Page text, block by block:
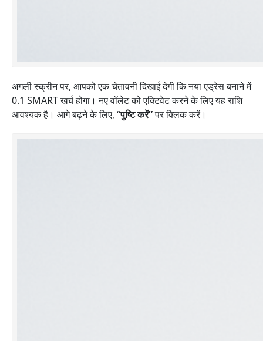
अगली स्क्रीन पर, आपको एक चेतावनी दिखाई देगी कि नया एड्रेस बनाने में
0.1 SMART खर्च होगा। नए वॉलेट को एक्टिवेट करने के लिए यह राशि
आवश्यक है। आगे बढ़ने के लिए, “पुष्टि करें”पर क्लिक करें।